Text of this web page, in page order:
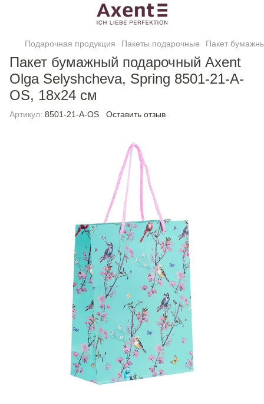
Подарочная продукция Пакеты подарочные Пакет
Пакет бумажный подарочный Axent
Olga Selyshcheva, Spring 8501-21-A-
OS, 18х24 см
Артикул: 8501-21-A-OS Оставить отзыв